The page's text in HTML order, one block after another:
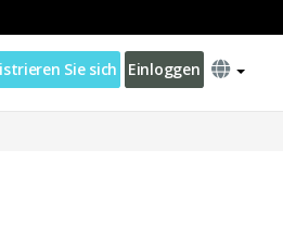
Sie sich Einloggen